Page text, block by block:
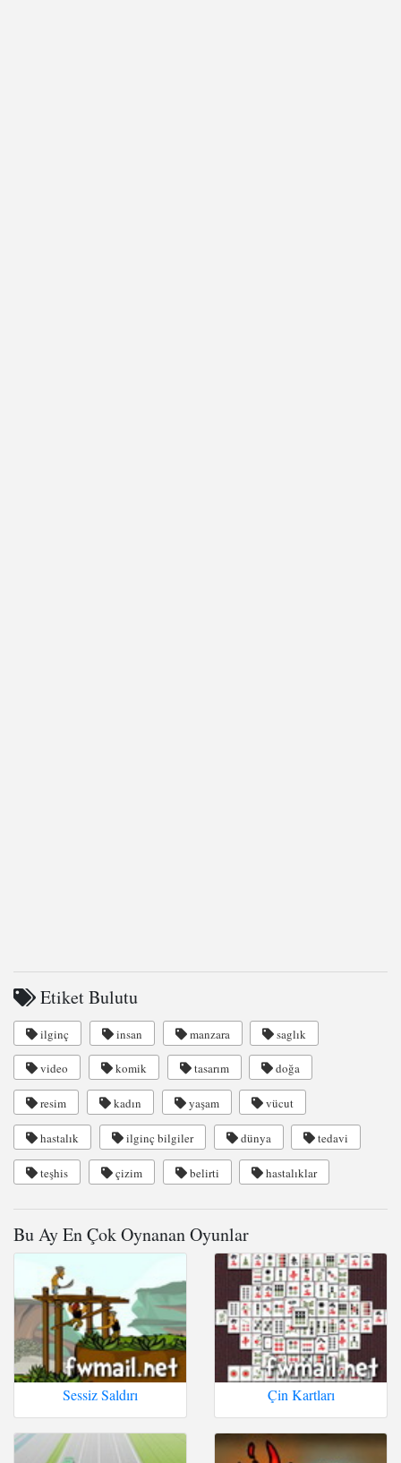
Etiket Bulutu
ilginç insan manzara saglık
video komik tasarım doğa
resim kadın yaşam vücut
hastalık ilginç bilgiler dünya tedavi
teşhis çizim belirti hastalıklar
Bu Ay En Çok Oynanan Oyunlar
Sessiz Saldırı Çin Kartları